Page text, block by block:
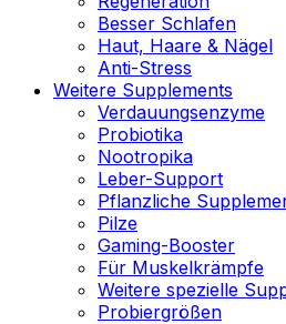
Besser Schlafen
Haut, Haare & Nägel
Anti-Stress
Weitere Supplements
Verdauungsenzyme
Probiotika
Nootropika
Leber-Support
Pflanzliche
Pilze
Gaming-Booster
Für Muskelkrämpfe
Weitere spezielle
Probiergrößen